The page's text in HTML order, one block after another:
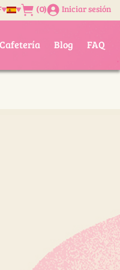
(0) Iniciar sesión
Cafetería Blog FAQ